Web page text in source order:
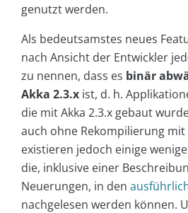
genutzt werden.
Als bedeutsamstes neues
nach Ansicht der Entwickler
zu nennen, dass es binär
Akka 2.3.x ist, d. h.
die mit Akka 2.3.x gebaut
auch ohne Rekompilierung mit
existieren jedoch einige
die, inklusive einer
Neuerungen, in den
nachgelesen werden können.